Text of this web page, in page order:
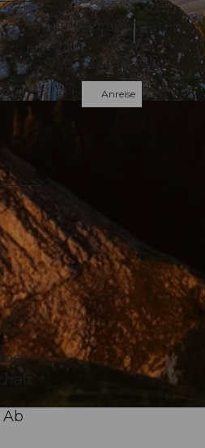
Kontaktdaten
6173Flühli
Anreise